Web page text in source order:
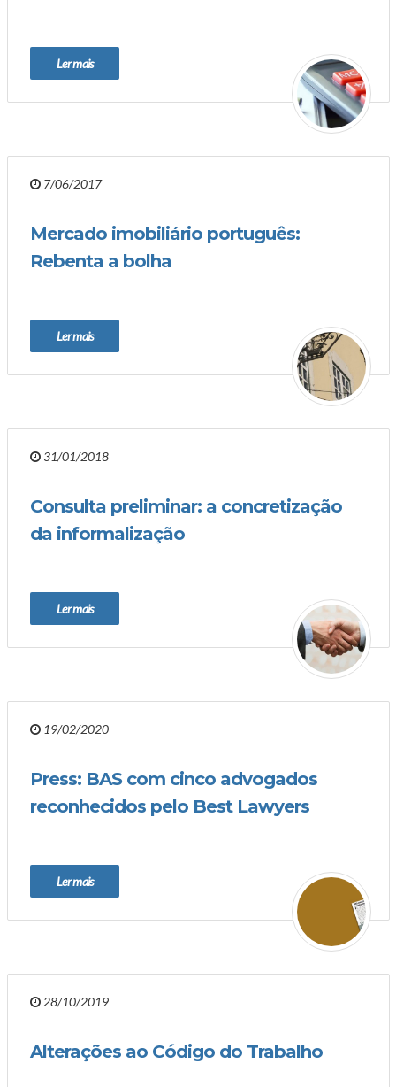
Ler mais
7/06/2017
Mercado imobiliário português:
Rebenta a bolha
Ler mais
31/01/2018
Consulta preliminar: a concretização
da informalização
Ler mais
19/02/2020
Press: BAS com cinco advogados
reconhecidos pelo Best Lawyers
Ler mais
28/10/2019
Alterações ao Código do Trabalho